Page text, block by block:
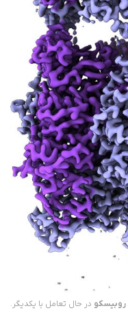
روبیسکو در حال تعامل با یکدیگر.